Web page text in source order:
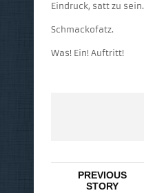
Eindruck, satt zu sein.
Schmackofatz.
Was! Ein! Auftritt!
PREVIOUS
STORY